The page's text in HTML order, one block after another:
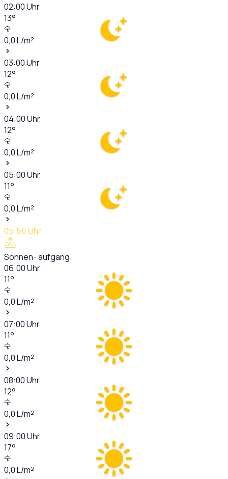
02:00Uhr
13°
0,0L/m²
03:00Uhr
12°
0,0L/m²
04:00Uhr
12°
0,0L/m²
05:00Uhr
11°
0,0L/m²
05:56Uhr
Sonnen- aufgang
06:00Uhr
11°
0,0L/m²
07:00Uhr
11°
0,0L/m²
08:00Uhr
12°
0,0L/m²
09:00Uhr
17°
0,0L/m²